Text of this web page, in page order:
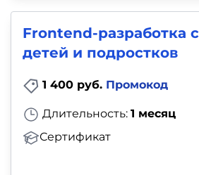
Frontend-разработка
детей и подростков
1 400 руб. Промокод
Длительность: 1 месяц
Сертификат